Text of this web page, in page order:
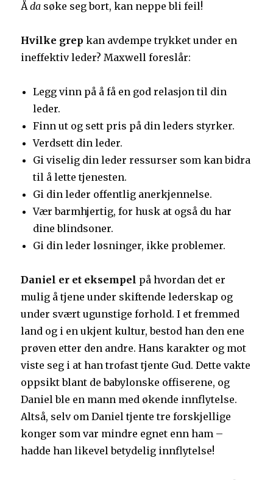
Åda søke seg bort, kan neppe bli feil!
Hvilke grepkan avdempe trykket under en
ineffektiv leder? Maxwell foreslår:
Legg vinn på å få en god relasjon til din
leder.
Finn ut og sett pris på din leders styrker.
Verdsett din leder.
Gi viselig din leder ressurser som kan bidra
til å lette tjenesten.
Gi din leder offentlig anerkjennelse.
Vær barmhjertig, for husk at også du har
dine blindsoner.
Gi din leder løsninger, ikke problemer.
Daniel er et eksempel på hvordan det er
mulig å tjene under skiftende lederskap og
under svært ugunstige forhold. I et fremmed
land og i en ukjent kultur, bestod han den ene
prøven etter den andre. Hans karakter og mot
viste seg i at han trofast tjente Gud. Dette vakte
oppsikt blant de babylonske offiserene, og
Daniel ble en mann med økende innflytelse.
Altså, selv om Daniel tjente tre forskjellige
konger som var mindre egnet enn ham –
hadde han likevel betydelig innflytelse!